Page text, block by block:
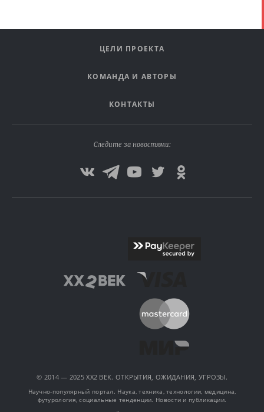
ЦЕЛИ ПРОЕКТА
КОМАНДА И АВТОРЫ
КОНТАКТЫ
Следите за новостями:
© 2014 — 2025 XX2 ВЕК. ОТКРЫТИЯ, ОЖИДАНИЯ, УГРОЗЫ.
Научно-популярный портал. Наука, техника, технологии, медицина,
футурология, социальные тенденции. Новости и публикации.